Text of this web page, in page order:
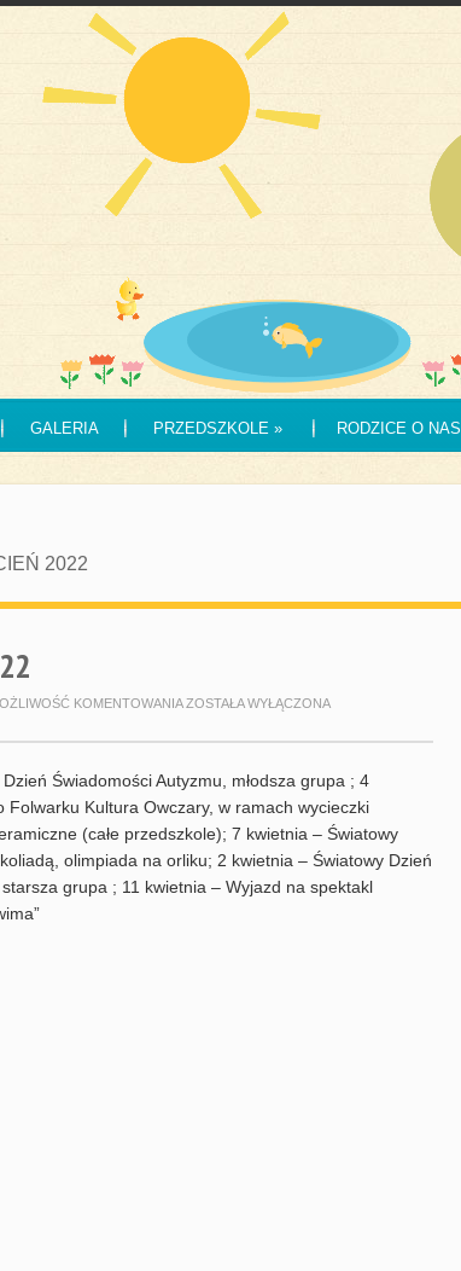
GALERIA PRZEDSZKOLE» RODZICE O NAS
2022
KOMENTOWANIA HARMONOGRAM
ZOSTAŁA WYŁĄCZONA
Świadomości Autyzmu, młodsza grupa ; 4
Folwarku Kultura Owczary, w ramach wycieczki
(całe przedszkole); 7 kwietnia – Światowy
olimpiada na orliku; 2 kwietnia – Światowy Dzień
grupa ; 11 kwietnia – Wyjazd na spektakl